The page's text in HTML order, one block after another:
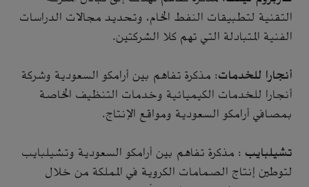
التقنية لتطبيقات النفط الخام، وتحديد مجالات الدراسات
الفنية المتبادلة التي تهم كلا الشركتين.
أنجارا للخدمات: مذكرة تفاهم بين أرامكو السعودية وشركة
أنجارا للخدمات الكيميائية وخدمات التنظيف الخاصة
بمصافي أرامكو السعودية ومواقع الإنتاج.
تشيلبايب : مذكرة تفاهم بين أرامكو السعودية وتشيلبايب
لتوطين إنتاج الصمامات الكروية في المملكة من خلال